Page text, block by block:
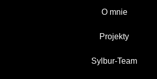
O mnie
Projekty
Sylbur-Team